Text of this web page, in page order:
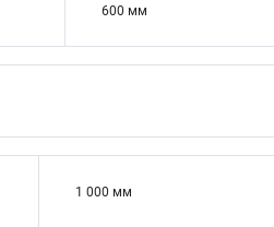
600 мм
1 000 мм